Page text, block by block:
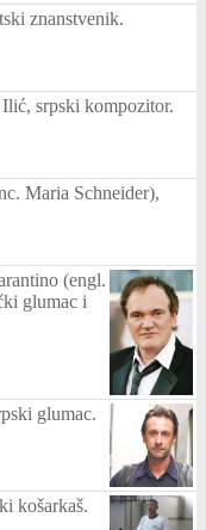
znanstvenik.
srpski kompozitor.
Maria Schneider),
(engl.
glumac i
glumac.
košarkaš.